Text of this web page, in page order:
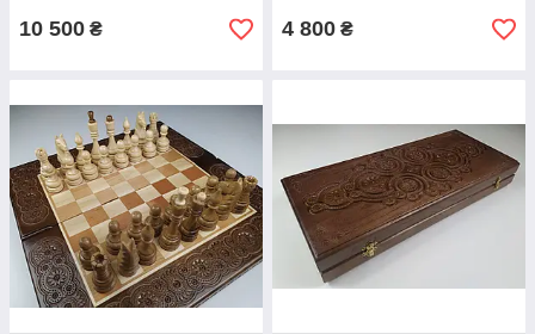
10 500 ₴ 4 800 ₴